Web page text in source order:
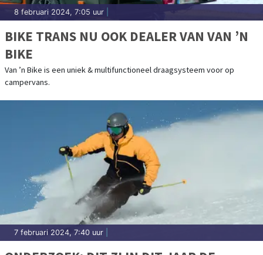
8 februari 2024, 7:05 uur
BIKE TRANS NU OOK DEALER VAN VAN ’N
BIKE
Van ’n Bike is een uniek & multifunctioneel draagsysteem voor op
campervans.
7 februari 2024, 7:40 uur